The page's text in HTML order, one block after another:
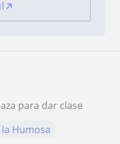
para dar clase
Humosa